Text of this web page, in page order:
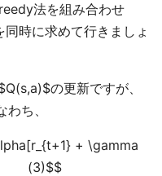
法を組み合わせ
時に求めて行きましょ
の更新ですが、
ち、
+ \gamma
(3)$$